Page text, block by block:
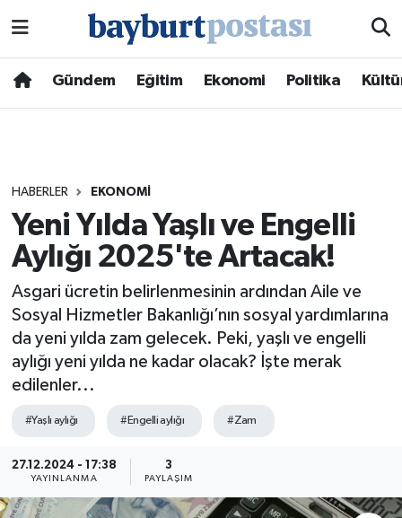
Gündem Eğitim Ekonomi Politika
HABERLER EKONOMI
Yeni Yılda Yaşlı ve Engelli
Aylığı 2025'te Artacak!
Asgari ücretin belirlenmesinin ardından Aile ve
Sosyal Hizmetler Bakanlığı’nın sosyal yardımlarına
da yeni yılda zam gelecek. Peki, yaşlı ve engelli
aylığı yeni yılda ne kadar olacak? İşte merak
edilenler...
#Yaşlı aylığı #Engelli aylığı #Zam
27.12.2024 - 17:38
YAYINLANMA
3
PAYLAŞIM
Hava Durumu
Süper Lig Puan Durumu ve Fikstür
Tüm Manşetler
Son Dakika Haberleri
Haber Arşivi